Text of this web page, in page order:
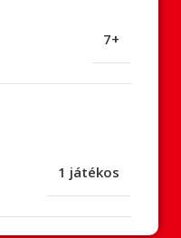
7+
1 játékos